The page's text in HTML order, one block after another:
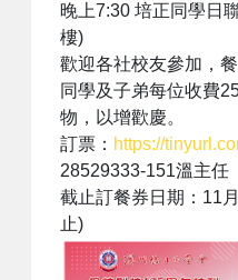
晚上7:30 培正同學日
樓)
歡迎各社校友參加，
同學及子弟每位收費
物，以增歡慶。
訂票： https://
28529333-151溫主任
截止訂餐券日期：11
止)